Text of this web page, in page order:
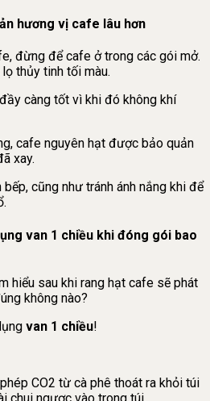
hương vị cafe lâu hơn
đừng để cafe ở trong các gói mở.
thủy tinh tối màu.
càng tốt vì khi đó không khí
cafe nguyên hạt được bảo quản
xay.
cũng như tránh ánh nắng khi để
van 1 chiều khi đóng gói bao
hiểu sau khi rang hạt cafe sẽ phát
không nào?
van 1 chiều!
CO2 từ cà phê thoát ra khỏi túi